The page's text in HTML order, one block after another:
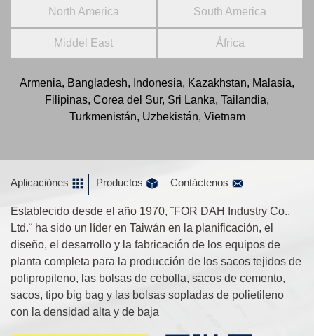
North America South America
Middel East África
Armenia, Bangladesh, Indonesia, Kazakhstan, Malasia,
Filipinas, Corea del Sur, Sri Lanka, Tailandia,
Turkmenistán, Uzbekistán, Vietnam
Aplicaciònes Productos Contáctenos
Establecido desde el año 1970, ¨FOR DAH Industry Co.,
Ltd.¨ ha sido un líder en Taiwán en la planificación, el
diseño, el desarrollo y la fabricación de los equipos de
planta completa para la producción de los sacos tejidos de
polipropileno, las bolsas de cebolla, sacos de cemento,
sacos, tipo big bag y las bolsas sopladas de polietileno
con la densidad alta y de baja